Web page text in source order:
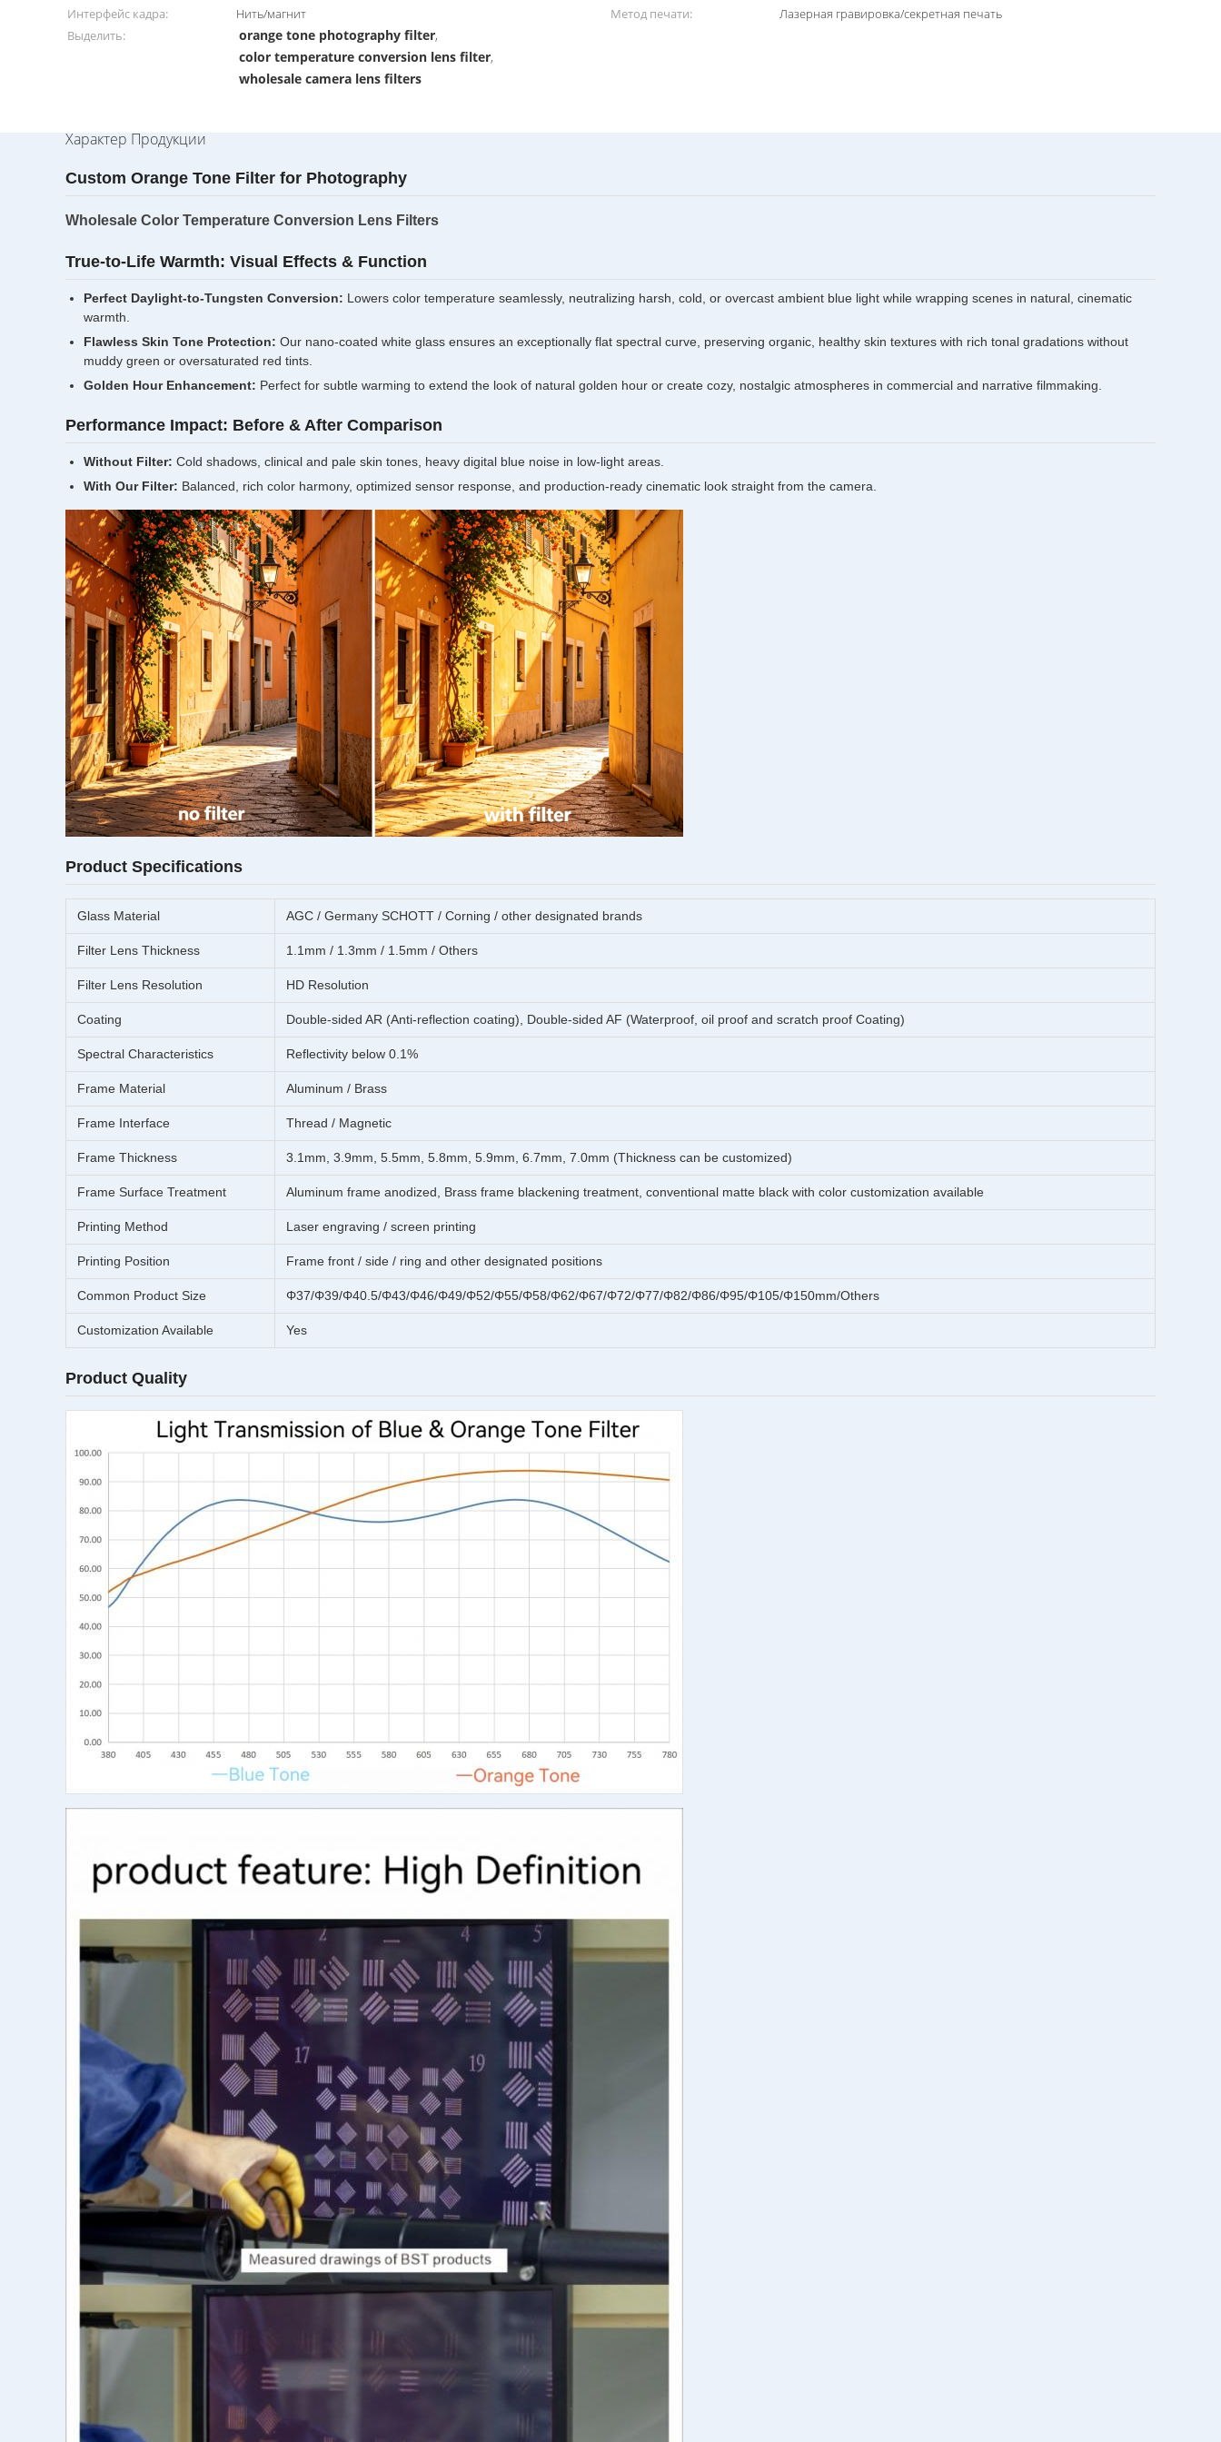
Интерфейс кадра:
Нить/магнит Метод печати:
Лазерная гравировка/секретная печать
Выделить:
orange tone photography filter,
color temperature conversion lens filter,
wholesale camera lens filters
Характер Продукции
Custom Orange Tone Filter for Photography
Wholesale Color Temperature Conversion Lens Filters
True-to-Life Warmth: Visual Effects & Function
Perfect Daylight-to-Tungsten Conversion: Lowers color temperature seamlessly, neutralizing harsh, cold, or overcast ambient blue light while wrapping scenes in natural, cinematic
warmth.
Flawless Skin Tone Protection: Our nano-coated white glass ensures an exceptionally flat spectral curve, preserving organic, healthy skin textures with rich tonal gradations without
muddy green or oversaturated red tints.
Golden Hour Enhancement: Perfect for subtle warming to extend the look of natural golden hour or create cozy, nostalgic atmospheres in commercial and narrative filmmaking.
Performance Impact: Before & After Comparison
Without Filter: Cold shadows, clinical and pale skin tones, heavy digital blue noise in low-light areas.
With Our Filter: Balanced, rich color harmony, optimized sensor response, and production-ready cinematic look straight from the camera.
Product Specifications
Glass Material AGC / Germany SCHOTT / Corning / other designated brands
Filter Lens Thickness 1.1mm / 1.3mm / 1.5mm / Others
Filter Lens Resolution HD Resolution
Coating Double-sided AR (Anti-reflection coating), Double-sided AF (Waterproof, oil proof and scratch proof Coating)
Spectral Characteristics Reflectivity below 0.1%
Frame Material Aluminum / Brass
Frame Interface Thread / Magnetic
Frame Thickness 3.1mm, 3.9mm, 5.5mm, 5.8mm, 5.9mm, 6.7mm, 7.0mm (Thickness can be customized)
Frame Surface Treatment Aluminum frame anodized, Brass frame blackening treatment, conventional matte black with color customization available
Printing Method Laser engraving / screen printing
Printing Position Frame front / side / ring and other designated positions
Common Product Size Φ37/Φ39/Φ40.5/Φ43/Φ46/Φ49/Φ52/Φ55/Φ58/Φ62/Φ67/Φ72/Φ77/Φ82/Φ86/Φ95/Φ105/Φ150mm/Others
Customization Available Yes
Product Quality